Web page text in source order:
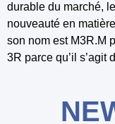
durable du marché,
nouveauté en
son nom est M3R.M
3R parce qu’il s’agit